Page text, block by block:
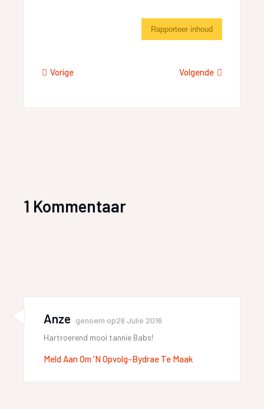
Rapporteer inhoud
Vorige Volgende
1 Kommentaar
Anze genoem op26 Julie 2016
Hartroerend mooi tannie Babs!
Meld Aan Om 'n Opvolg-Bydrae Te Maak